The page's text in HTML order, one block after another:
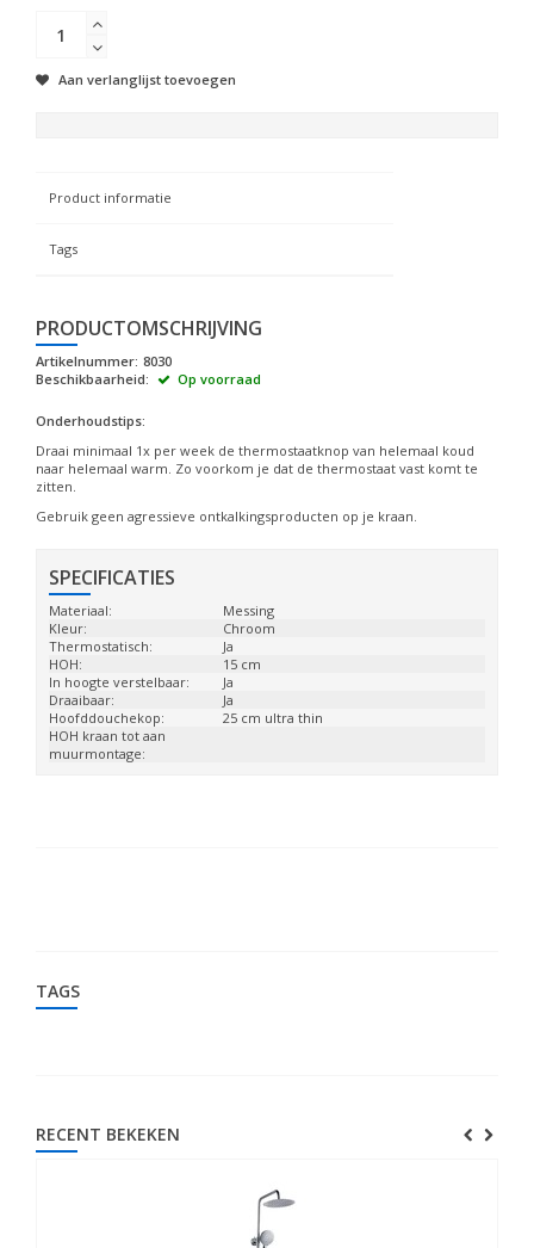
Aan verlanglijst toevoegen
Product informatie
Tags
PRODUCTOMSCHRIJVING
Artikelnummer: 8030
Beschikbaarheid:
Op voorraad
Onderhoudstips:
Draai minimaal 1x per week de thermostaatknop van helemaal koud
naar helemaal warm. Zo voorkom je dat de thermostaat vast komt te
zitten.
Gebruik geen agressieve ontkalkingsproducten op je kraan.
SPECIFICATIES
Materiaal:
Messing
Kleur:
Chroom
Thermostatisch:
Ja
HOH:
15 cm
In hoogte verstelbaar:
Ja
Draaibaar:
Ja
Hoofddouchekop:
25 cm ultra thin
HOH kraan tot aan
muurmontage:
TAGS
RECENT BEKEKEN